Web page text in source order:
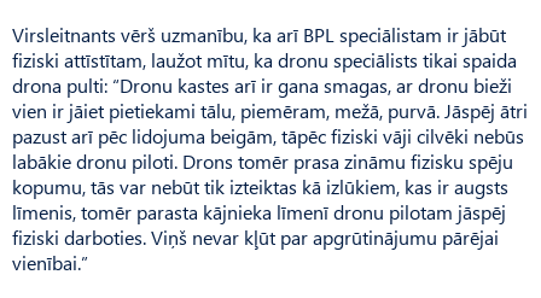
Virsleitnants vērš uzmanību, ka arī BPL speciālistam ir jābūt
fiziski attīstītam, laužot mītu, ka dronu speciālists tikai spaida
drona pulti: “Dronu kastes arī ir gana smagas, ar dronu bieži
vien ir jāiet pietiekami tālu, piemēram, mežā, purvā. Jāspēj ātri
pazust arī pēc lidojuma beigām, tāpēc fiziski vāji cilvēki nebūs
labākie dronu piloti. Drons tomēr prasa zināmu fizisku spēju
kopumu, tās var nebūt tik izteiktas kā izlūkiem, kas ir augsts
līmenis, tomēr parasta kājnieka līmenī dronu pilotam jāspēj
fiziski darboties. Viņš nevar kļūt par apgrūtinājumu pārējai
vienībai.”